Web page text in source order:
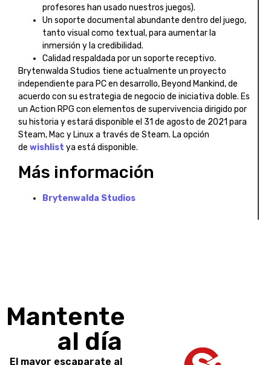
profesores han usado nuestros juegos).
Un soporte documental abundante dentro del juego,
tanto visual como textual, para aumentar la
inmersión y la credibilidad.
Calidad respaldada por un soporte receptivo.
Brytenwalda Studios tiene actualmente un proyecto
independiente para PC en desarrollo, Beyond Mankind, de
acuerdo con su estrategia de negocio de iniciativa doble. Es
un Action RPG con elementos de supervivencia dirigido por
su historia y estará disponible el 31 de agosto de 2021 para
Steam, Mac y Linux a través de Steam. La opción
de wishlist ya está disponible.
Más información
Brytenwalda Studios
Mantente
al día
El mayor escaparate al